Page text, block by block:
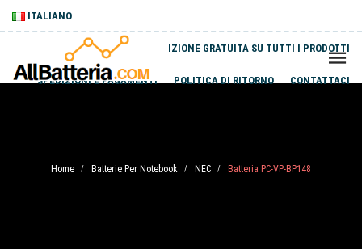
ITALIANO
SPEDIZIONE GRATUITA SU TUTTI I PRODOTTI
SPEDIZIONI E PAGAMENTI POLITICA DI RITORNO CONTATTACI
Home / Batterie Per Notebook / NEC / Batteria PC-VP-BP148